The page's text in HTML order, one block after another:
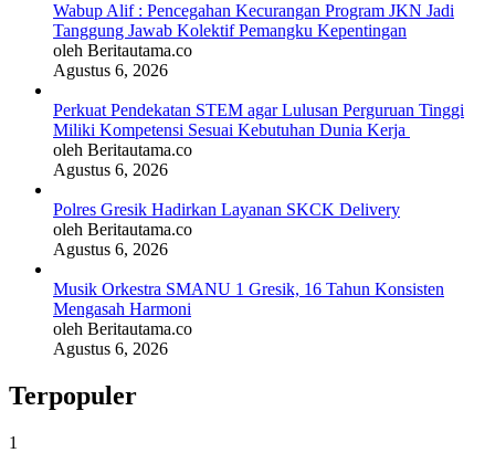
Wabup Alif : Pencegahan Kecurangan Program JKN Jadi
Tanggung Jawab Kolektif Pemangku Kepentingan
oleh Beritautama.co
Agustus 6, 2026
Perkuat Pendekatan STEM agar Lulusan Perguruan Tinggi
Miliki Kompetensi Sesuai Kebutuhan Dunia Kerja
oleh Beritautama.co
Agustus 6, 2026
Polres Gresik Hadirkan Layanan SKCK Delivery
oleh Beritautama.co
Agustus 6, 2026
Musik Orkestra SMANU 1 Gresik, 16 Tahun Konsisten
Mengasah Harmoni
oleh Beritautama.co
Agustus 6, 2026
Terpopuler
1